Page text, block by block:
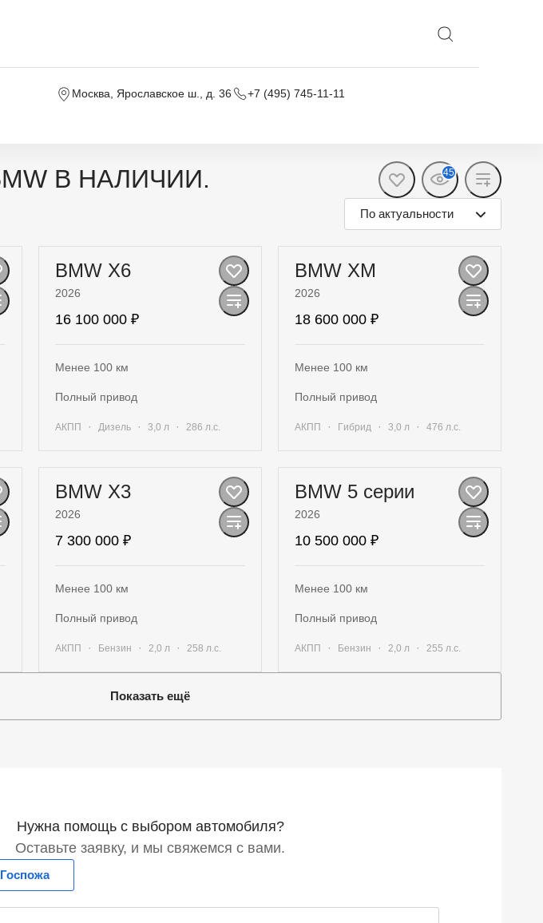
+7 (495) 745-11-11
Москва, Ярославское ш., д. 36
АВТОМОБИЛИ BMW В НАЛИЧИИ. 45
По актуальности
BMW X6
2026
16 100 000 ₽
Менее 100 км
полный привод
АКПП · Дизель · 3,0 л · 286 л.с.
BMW XM
2026
18 600 000 ₽
Менее 100 км
полный привод
АКПП · Гибрид · 3,0 л · 476 л.с.
BMW X3
2026
7 300 000 ₽
Менее 100 км
полный привод
АКПП · Бензин · 2,0 л · 258 л.с.
BMW 5 серии
2026
10 500 000 ₽
Менее 100 км
полный привод
АКПП · Бензин · 2,0 л · 255 л.с.
Показать ещё
Нужна помощь с выбором автомобиля?
Оставьте заявку, и мы свяжемся с вами.
Госпожа